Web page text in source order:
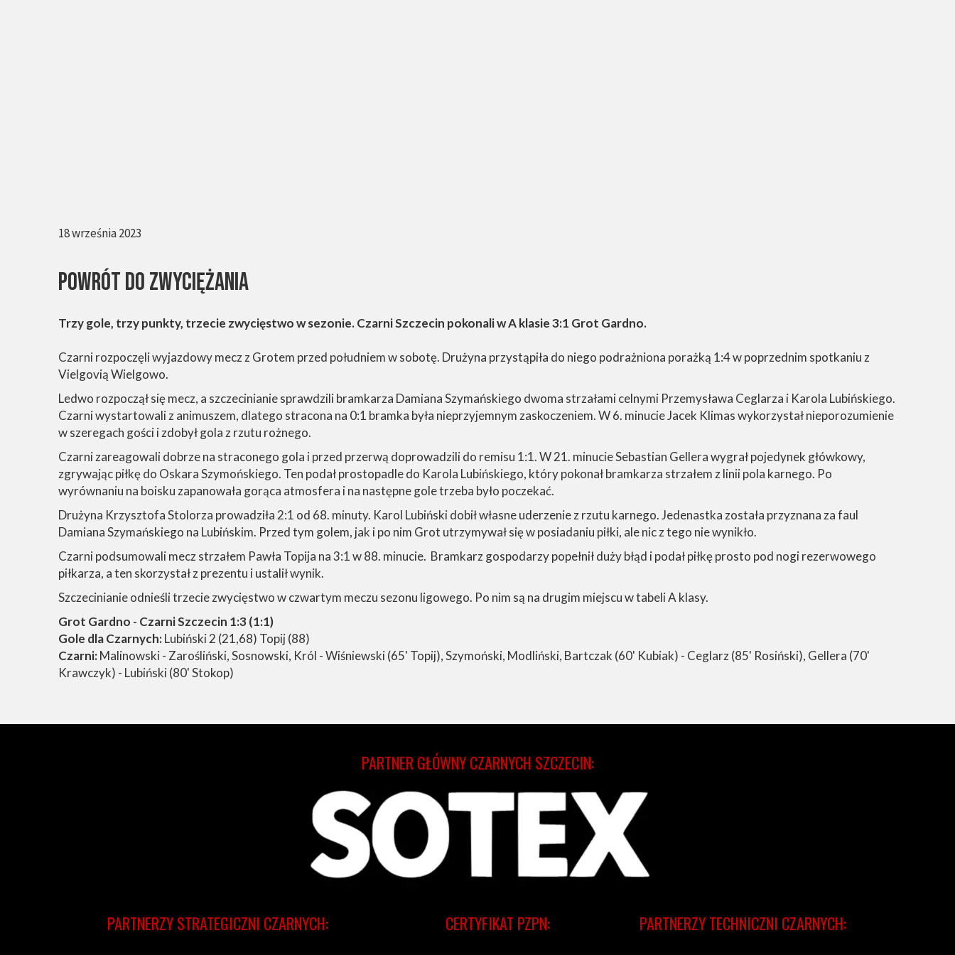
Trzy gole, trzy punkty, trzecie zwycięstwo w sezonie. Czarni Szczecin pokonali w A klasie 3:1 Grot Gardno.
Czarni rozpoczęli wyjazdowy mecz z Grotem przed południem w sobotę. Drużyna przystąpiła do niego podrażniona porażką 1:4 w poprzednim spotkaniu z
Vielgovią Wielgowo.
Ledwo rozpoczął się mecz, a szczecinianie sprawdzili bramkarza Damiana Szymańskiego dwoma strzałami celnymi Przemysława Ceglarza i Karola Lubińskiego.
Czarni wystartowali z animuszem, dlatego stracona na 0:1 bramka była nieprzyjemnym zaskoczeniem. W 6. minucie Jacek Klimas wykorzystał nieporozumienie
w szeregach gości i zdobył gola z rzutu rożnego.
Czarni zareagowali dobrze na straconego gola i przed przerwą doprowadzili do remisu 1:1. W 21. minucie Sebastian Gellera wygrał pojedynek główkowy,
zgrywając piłkę do Oskara Szymońskiego. Ten podał prostopadle do Karola Lubińskiego, który pokonał bramkarza strzałem z linii pola karnego. Po
wyrównaniu na boisku zapanowała gorąca atmosfera i na następne gole trzeba było poczekać.
Drużyna Krzysztofa Stolorza prowadziła 2:1 od 68. minuty. Karol Lubiński dobił własne uderzenie z rzutu karnego. Jedenastka została przyznana za faul
Damiana Szymańskiego na Lubińskim. Przed tym golem, jak i po nim Grot utrzymywał się w posiadaniu piłki, ale nic z tego nie wynikło.
Czarni podsumowali mecz strzałem Pawła Topija na 3:1 w 88. minucie. Bramkarz gospodarzy popełnił duży błąd i podał piłkę prosto pod nogi rezerwowego
piłkarza, a ten skorzystał z prezentu i ustalił wynik.
Szczecinianie odnieśli trzecie zwycięstwo w czwartym meczu sezonu ligowego. Po nim są na drugim miejscu w tabeli A klasy.
Grot Gardno - Czarni Szczecin 1:3 (1:1)
Gole dla Czarnych:Lubiński 2 (21,68) Topij (88)
Czarni:Malinowski - Zarośliński, Sosnowski, Król - Wiśniewski (65' Topij), Szymoński, Modliński, Bartczak (60' Kubiak) - Ceglarz (85' Rosiński), Gellera (70'
Krawczyk) - Lubiński (80' Stokop)
POWRÓT DO ZWYCIĘŻANIA
18 września 2023
CERTYFIKAT PZPN: PARTNERZY TECHNICZNI CZARNYCH:
PARTNERZY STRATEGICZNI CZARNYCH:
PARTNER GŁÓWNY CZARNYCH SZCZECIN: